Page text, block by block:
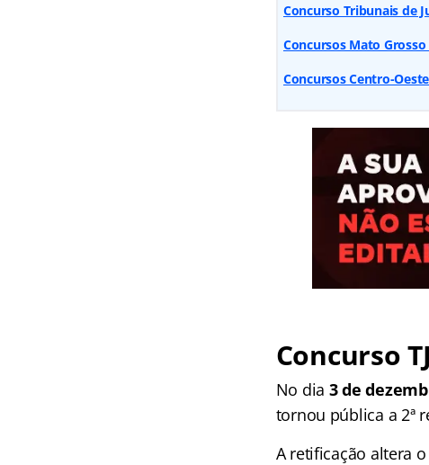
Concurso Tribunais de
Concursos Mato
Concursos Centro-
Concurso
No dia 3 de
tornou pública a 2ª
A retificação altera